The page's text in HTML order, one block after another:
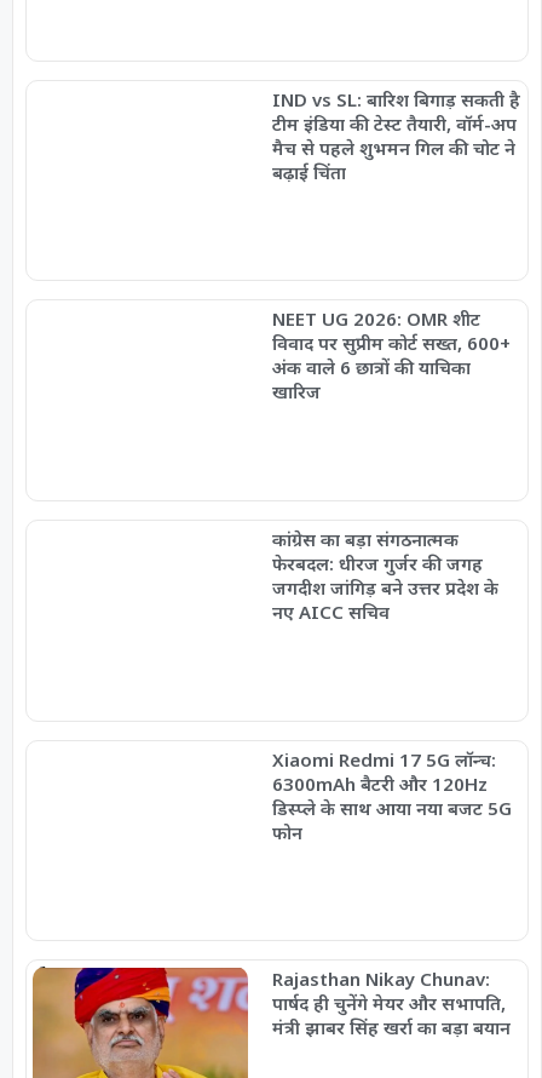
IND vs SL: बारिश बिगाड़ सकती है
टीम इंडिया की टेस्ट तैयारी, वॉर्म-अप
मैच से पहले शुभमन गिल की चोट ने
बढ़ाई चिंता
NEET UG 2026: OMR शीट
विवाद पर सुप्रीम कोर्ट सख्त, 600+
अंक वाले 6 छात्रों की याचिका
खारिज
कांग्रेस का बड़ा संगठनात्मक
फेरबदल: धीरज गुर्जर की जगह
जगदीश जांगिड़ बने उत्तर प्रदेश के
नए AICC सचिव
Xiaomi Redmi 17 5G लॉन्च:
6300mAh बैटरी और 120Hz
डिस्प्ले के साथ आया नया बजट 5G
फोन
Rajasthan Nikay Chunav:
पार्षद ही चुनेंगे मेयर और सभापति,
मंत्री झाबर सिंह खर्रा का बड़ा बयान